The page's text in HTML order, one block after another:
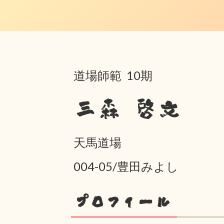
道場師範 10期
三森 啓文
天馬道場
004-05/豊田みよし
プロフィール